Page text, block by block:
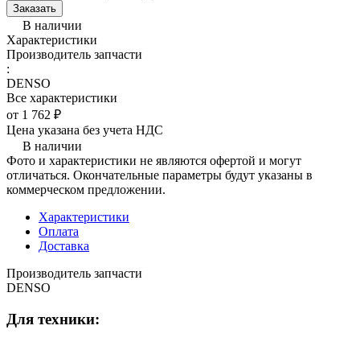
Заказать
В наличии
Характеристики
Производитель запчасти
:
DENSO
Все характеристики
от 1 762 ₽
Цена указана без учета НДС
В наличии
Фото и характеристики не являются офертой и могут
отличаться. Окончательные параметры будут указаны в
коммерческом предложении.
Характеристики
Оплата
Доставка
Производитель запчасти
DENSO
Для техники: